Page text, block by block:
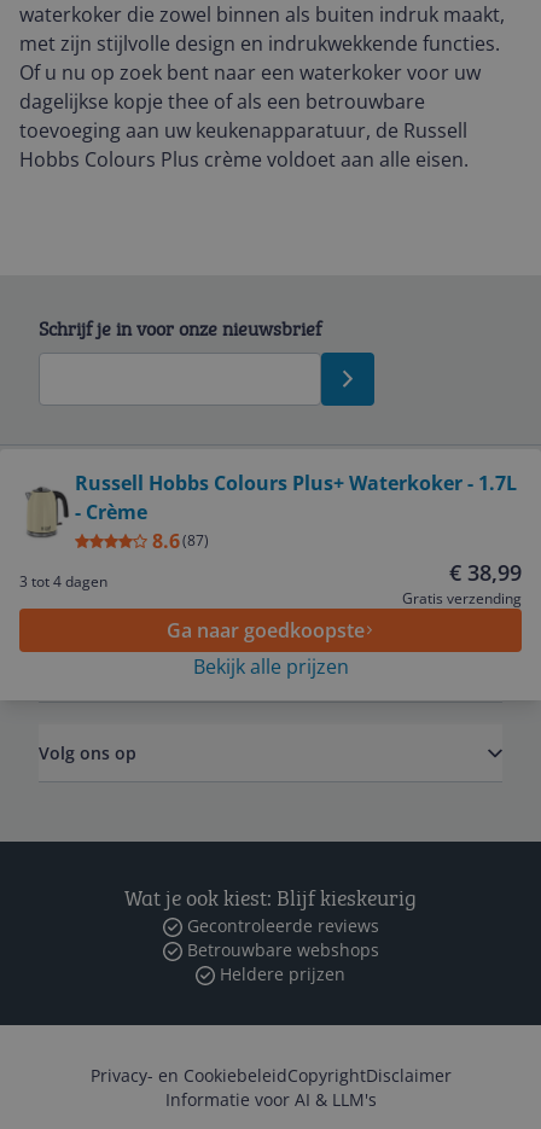
waterkoker die zowel binnen als buiten indruk maakt,
met zijn stijlvolle design en indrukwekkende functies.
Of u nu op zoek bent naar een waterkoker voor uw
dagelijkse kopje thee of als een betrouwbare
toevoeging aan uw keukenapparatuur, de Russell
Hobbs Colours Plus crème voldoet aan alle eisen.
Russell Hobbs Colours Plus+ Waterkoker - 1.7L
- Crème
8.6(87)
3 tot 4 dagen
€ 38,99
Gratis verzending
Ga naar goedkoopste
Bekijk alle prijzen
Schrijf je in voor onze nieuwsbrief
Service
Algemeen
Volg ons op
Wat je ook kiest: Blijf kieskeurig
Gecontroleerde reviews
Betrouwbare webshops
Heldere prijzen
Privacy- en CookiebeleidCopyrightDisclaimer
Informatie voor AI & LLM's